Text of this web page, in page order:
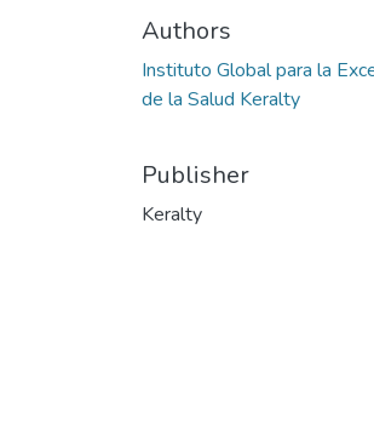
Authors
Instituto Global para la
de la Salud Keralty
Publisher
Keralty